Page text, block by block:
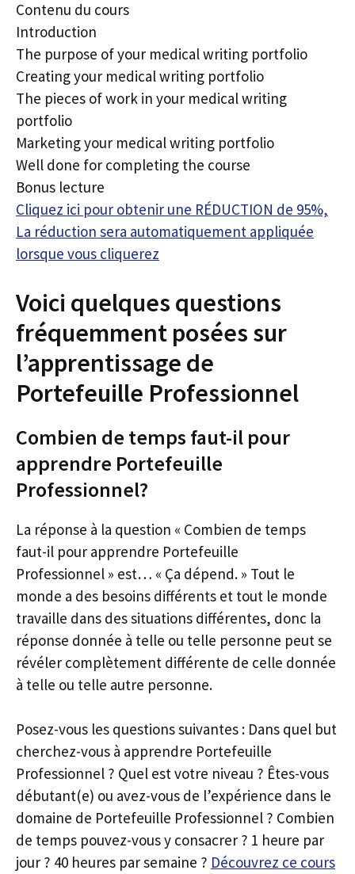
Contenu du cours
Introduction
The purpose of your medical writing portfolio
Creating your medical writing portfolio
The pieces of work in your medical writing
portfolio
Marketing your medical writing portfolio
Well done for completing the course
Bonus lecture
Cliquez ici pour obtenir une RÉDUCTION de 95%,
La réduction sera automatiquement appliquée
lorsque vous cliquerez
Voici quelques questions
fréquemment posées sur
l’apprentissage de
Portefeuille Professionnel
Combien de temps faut-il pour
apprendre Portefeuille
Professionnel?
La réponse à la question « Combien de temps
faut-il pour apprendre Portefeuille
Professionnel » est… « Ça dépend. » Tout le
monde a des besoins différents et tout le monde
travaille dans des situations différentes, donc la
réponse donnée à telle ou telle personne peut se
révéler complètement différente de celle donnée
à telle ou telle autre personne.
Posez-vous les questions suivantes : Dans quel but
cherchez-vous à apprendre Portefeuille
Professionnel ? Quel est votre niveau ? Êtes-vous
débutant(e) ou avez-vous de l’expérience dans le
domaine de Portefeuille Professionnel ? Combien
de temps pouvez-vous y consacrer ? 1 heure par
jour ? 40 heures par semaine ? Découvrez ce cours